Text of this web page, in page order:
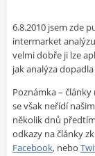
6.8.2010 jsem zde
intermarket
velmi dobře ji lze
jak analýza
Poznámka –
se však neřídí
několik dnů
odkazy na články
Facebook, nebo